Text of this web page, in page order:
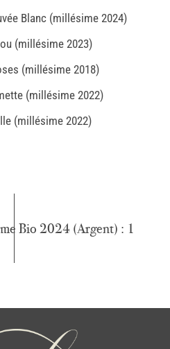
Blanc (millésime 2024)
(millésime 2023)
(millésime 2018)
(millésime 2022)
(millésime 2022)
Bio 2024 (Argent) : 1